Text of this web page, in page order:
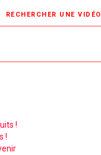
RECHERCHER UNE VIDÉO
!
!